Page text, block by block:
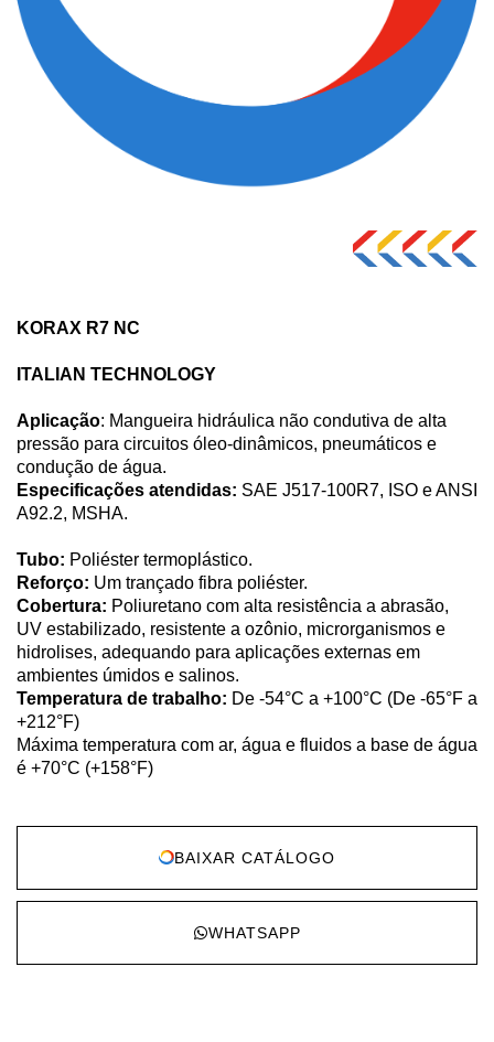
KORAX R7 NC
ITALIAN TECHNOLOGY
Aplicação: Mangueira hidráulica não condutiva de alta
pressão para circuitos óleo-dinâmicos, pneumáticos e
condução de água.
Especificações atendidas: SAE J517-100R7, ISO e ANSI
A92.2, MSHA.
Tubo: Poliéster termoplástico.
Reforço: Um trançado fibra poliéster.
Cobertura: Poliuretano com alta resistência a abrasão,
UV estabilizado, resistente a ozônio, microrganismos e
hidrolises, adequando para aplicações externas em
ambientes úmidos e salinos.
Temperatura de trabalho: De -54°C a +100°C (De -65°F a
+212°F)
Máxima temperatura com ar, água e fluidos a base de água
é +70°C (+158°F)
BAIXAR CATÁLOGO
WHATSAPP